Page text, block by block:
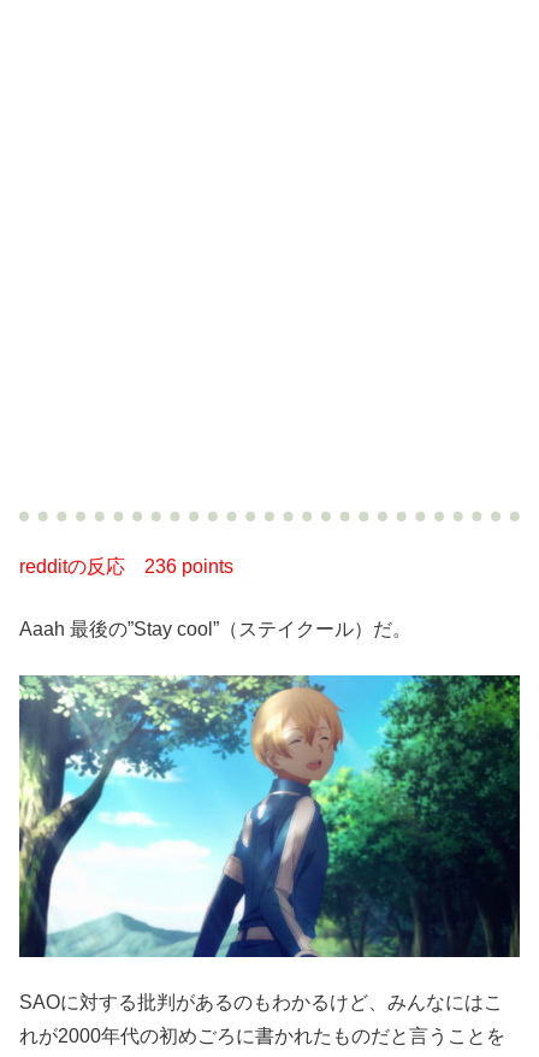
redditの反応 236 points
Aaah 最後の”Stay cool”（ステイクール）だ。
SAOに対する批判があるのもわかるけど、みんなにはこ
れが2000年代の初めごろに書かれたものだと言うことを